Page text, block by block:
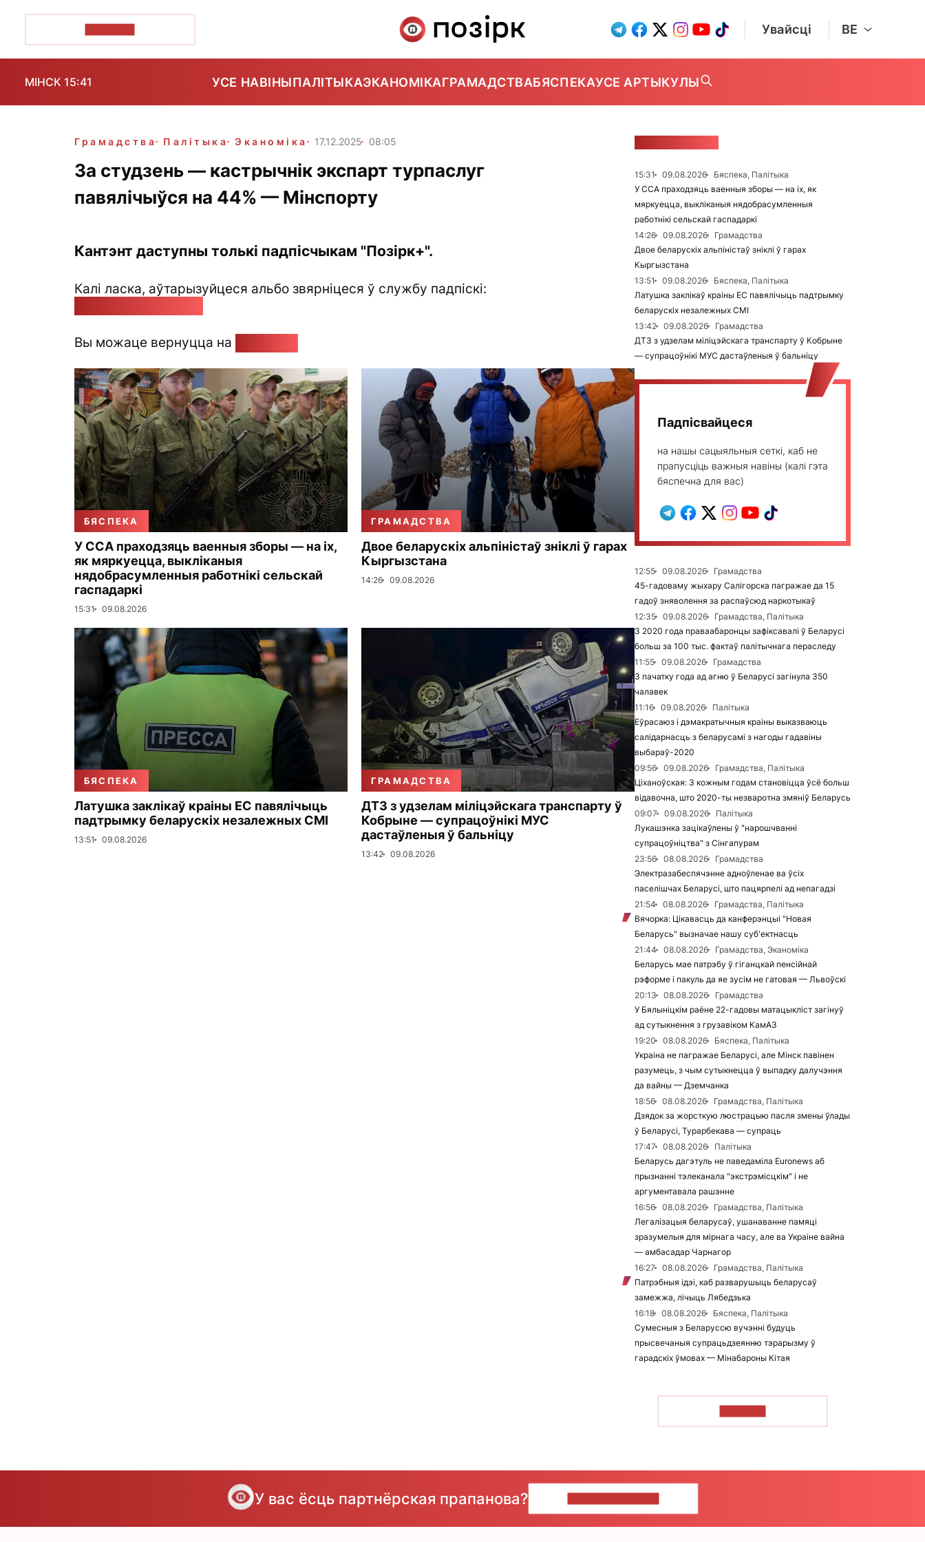
Увайсці BE
МІНСК 15:41 УСЕ НАВІНЫПАЛІТЫКАЭКАНОМІКАГРАМАДСТВАБЯСПЕКАУСЕ АРТЫКУЛЫ
Грамадства Палітыка Эканоміка 17.12.2025 08:05
За студзень — кастрычнік экспарт турпаслуг
павялічыўся на 44% — Мінспорту
Кантэнт даступны толькі падпісчыкам "Позірк+".
Калі ласка, аўтарызуйцеся альбо звярніцеся ў службу падпіскі:
Вы можаце вернуцца на
БЯСПЕКА
У ССА праходзяць ваенныя зборы — на іх,
як мяркуецца, выкліканыя
нядобрасумленныя работнікі сельскай
гаспадаркі
15:31 09.08.2026
ГРАМАДСТВА
Двое беларускіх альпіністаў зніклі ў гарах
Кыргызстана
14:26 09.08.2026
БЯСПЕКА
Латушка заклікаў краіны ЕС павялічыць
падтрымку беларускіх незалежных СМІ
13:51 09.08.2026
ГРАМАДСТВА
ДТЗ з удзелам міліцэйскага транспарту ў
Кобрыне — супрацоўнікі МУС
дастаўленыя ў бальніцу
13:42 09.08.2026
15:31 09.08.2026
Бяспека, Палітыка
У ССА праходзяць ваенныя зборы — на іх, як
мяркуецца, выкліканыя нядобрасумленныя
работнікі сельскай гаспадаркі
14:26
09.08.2026
Грамадства
Двое беларускіх альпіністаў зніклі ў гарах
Кыргызстана
13:51
09.08.2026
Бяспека, Палітыка
Латушка заклікаў краіны ЕС павялічыць падтрымку
беларускіх незалежных СМІ
13:42
09.08.2026
Грамадства
ДТЗ з удзелам міліцэйскага транспарту ў Кобрыне
— супрацоўнікі МУС дастаўленыя ў бальніцу
Падпісвайцеся
на нашы сацыяльныя сеткі, каб не
прапусціць важныя навіны (калі гэта
бяспечна для вас)
12:55 09.08.2026
Грамадства
45-гадоваму жыхару Салігорска пагражае да 15
гадоў зняволення за распаўсюд наркотыкаў
12:35
09.08.2026
Грамадства, Палітыка
З 2020 года праваабаронцы зафіксавалі ў Беларусі
больш за 100 тыс. фактаў палітычнага пераследу
11:55
09.08.2026
Грамадства
З пачатку года ад агню ў Беларусі загінула 350
чалавек
11:16
09.08.2026
Палітыка
Еўрасаюз і дэмакратычныя краіны выказваюць
салідарнасць з беларусамі з нагоды гадавіны
выбараў-2020
09:56
09.08.2026
Грамадства, Палітыка
Ціханоўская: З кожным годам становіцца ўсё больш
відавочна, што 2020-ты незваротна змяніў Беларусь
09:07
09.08.2026
Палітыка
Лукашэнка зацікаўлены ў "нарошчванні
супрацоўніцтва" з Сінгапурам
23:56
08.08.2026
Грамадства
Электразабеспячэнне адноўленае ва ўсіх
паселішчах Беларусі, што пацярпелі ад непагадзі
21:54
08.08.2026
Грамадства, Палітыка
Вячорка: Цікавасць да канферэнцыі "Новая
Беларусь" вызначае нашу суб'ектнасць
21:44
08.08.2026
Грамадства, Эканоміка
Беларусь мае патрэбу ў гіганцкай пенсійнай
рэформе і пакуль да яе зусім не гатовая — Львоўскі
20:13
08.08.2026
Грамадства
У Бялыніцкім раёне 22-гадовы матацыкліст загінуў
ад сутыкнення з грузавіком КамАЗ
19:20
08.08.2026
Бяспека, Палітыка
Украіна не пагражае Беларусі, але Мінск павінен
разумець, з чым сутыкнецца ў выпадку далучэння
да вайны — Дземчанка
18:56
08.08.2026
Грамадства, Палітыка
Дзядок за жорсткую люстрацыю пасля змены ўлады
ў Беларусі, Турарбекава — супраць
17:47
08.08.2026
Палітыка
Беларусь дагэтуль не паведаміла Euronews аб
прызнанні тэлеканала "экстрэмісцкім" і не
аргументавала рашэнне
16:56
08.08.2026
Грамадства, Палітыка
Легалізацыя беларусаў, ушанаванне памяці
зразумелыя для мірнага часу, але ва Украіне вайна
— амбасадар Чарнагор
16:27
08.08.2026
Грамадства, Палітыка
Патрэбныя ідэі, каб разварушыць беларусаў
замежжа, лічыць Лябедзька
16:18
08.08.2026
Бяспека, Палітыка
Сумесныя з Беларуссю вучэнні будуць
прысвечаныя супрацьдзеянню тэрарызму ў
гарадскіх ўмовах — Мінабароны Кітая
У вас ёсць партнёрская прапанова?